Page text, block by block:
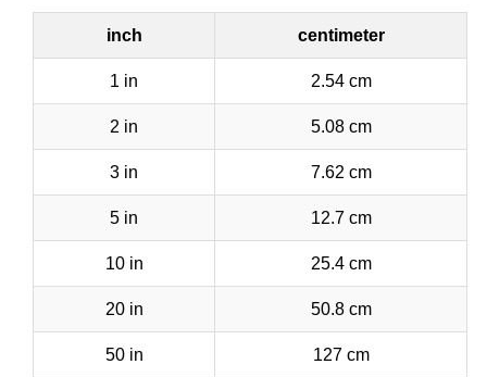
inch centimeter
1 in 2.54 cm
2 in 5.08 cm
3 in 7.62 cm
5 in 12.7 cm
10 in 25.4 cm
20 in 50.8 cm
50 in 127 cm